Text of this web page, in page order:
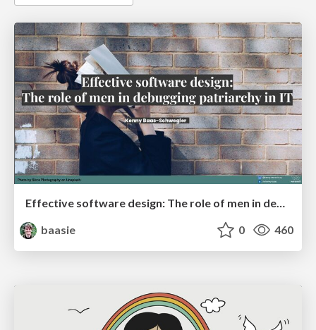
Effective software design: The role of men in debugging patriarchy in IT @ Voxxed Days AMS
baasie
0 460